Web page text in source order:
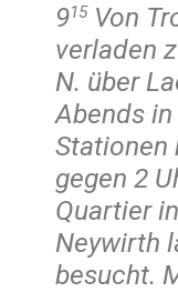
915Von
verladen
N. über
Abends in
Stationen
gegen 2
Quartier
Neywirth
besucht.